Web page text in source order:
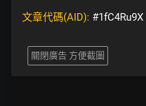
文章代碼(AID): #1fC4Ru9X
關閉廣告 方便截圖